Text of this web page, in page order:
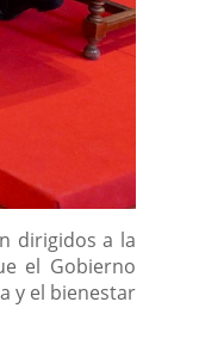
dirigidos a la
el Gobierno
y el bienestar